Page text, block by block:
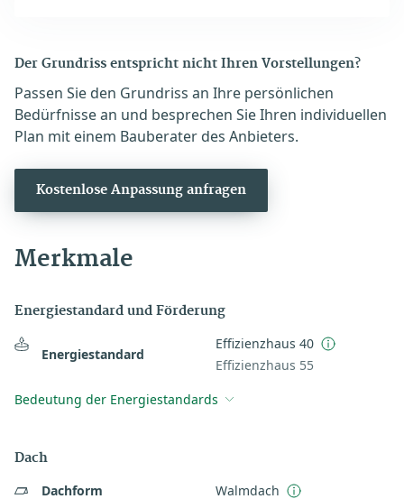
Der Grundriss entspricht nicht Ihren Vorstellungen?
Passen Sie den Grundriss an Ihre persönlichen
Bedürfnisse an und besprechen Sie Ihren individuellen
Plan mit einem Bauberater des Anbieters.
Kostenlose Anpassung anfragen
Merkmale
Energiestandard und Förderung
Energiestandard
Effizienzhaus 40
Effizienzhaus 55
Bedeutung der Energiestandards
Dach
Dachform Walmdach